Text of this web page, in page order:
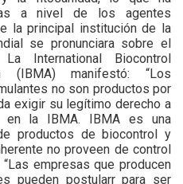
a nivel de los agentes
la principal institución de la
se pronunciara sobre el
International Biocontrol
(IBMA) manifestó: “Los
no son productos por
exigir su legítimo derecho a
en la IBMA. IBMA es una
productos de biocontrol y
no proveen de control
empresas que producen
pueden postularr para ser